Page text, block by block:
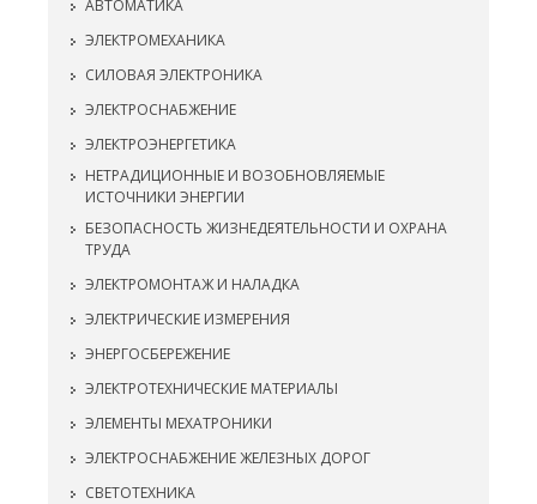
АВТОМАТИКА
ЭЛЕКТРОМЕХАНИКА
СИЛОВАЯ ЭЛЕКТРОНИКА
ЭЛЕКТРОСНАБЖЕНИЕ
ЭЛЕКТРОЭНЕРГЕТИКА
НЕТРАДИЦИОННЫЕ И ВОЗОБНОВЛЯЕМЫЕ
ИСТОЧНИКИ ЭНЕРГИИ
БЕЗОПАСНОСТЬ ЖИЗНЕДЕЯТЕЛЬНОСТИ И ОХРАНА
ТРУДА
ЭЛЕКТРОМОНТАЖ И НАЛАДКА
ЭЛЕКТРИЧЕСКИЕ ИЗМЕРЕНИЯ
ЭНЕРГОСБЕРЕЖЕНИЕ
ЭЛЕКТРОТЕХНИЧЕСКИЕ МАТЕРИАЛЫ
ЭЛЕМЕНТЫ МЕХАТРОНИКИ
ЭЛЕКТРОСНАБЖЕНИЕ ЖЕЛЕЗНЫХ ДОРОГ
СВЕТОТЕХНИКА